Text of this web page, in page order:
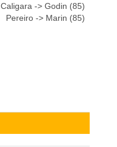
Caligara -> Godin (85)
Pereiro -> Marin (85)